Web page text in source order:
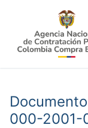
contenido
000-2001-